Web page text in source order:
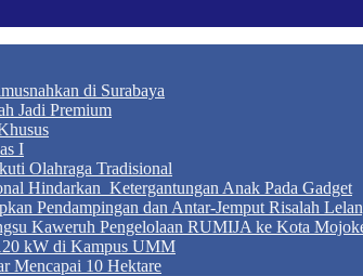
di Surabaya
Jadi Premium
I
Olahraga Tradisional
Hindarkan Ketergantungan Anak Pada Gadget
Pendampingan dan Antar-Jemput Risalah
Kaweruh Pengelolaan RUMIJA ke Kota
kW di Kampus UMM
Mencapai 10 Hektare